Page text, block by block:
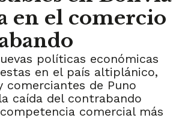
en el comercio
políticas económicas
en el país altiplánico,
comerciantes de Puno
caída del contrabando
comercial más